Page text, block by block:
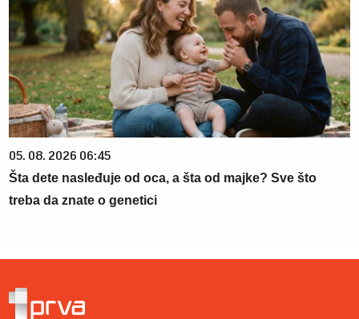
05. 08. 2026 06:45
Šta dete nasleđuje od oca, a šta od majke? Sve što
treba da znate o genetici